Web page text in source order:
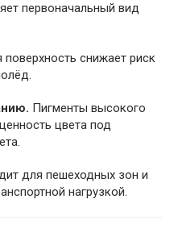
первоначальный вид
поверхность снижает риск
Пигменты высокого
цвета под
для пешеходных зон и
нагрузкой.